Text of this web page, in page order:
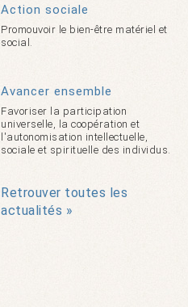
Action sociale
Promouvoir le bien-être matériel et
social.
Avancer ensemble
Favoriser la participation
universelle, la coopération et
l'autonomisation intellectuelle,
sociale et spirituelle des individus.
Retrouver toutes les
actualités »